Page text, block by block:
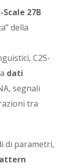
27B
della
C2S-
dati
segnali
tra
di parametri,